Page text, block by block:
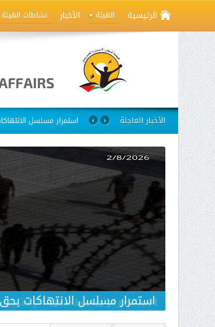
الرئيسية الهيئة الأخبار نشاطات الهيئة
الأخبار العاجلة استمرار مسلسل › ‹
استمرار مسلسل الانتهاكات